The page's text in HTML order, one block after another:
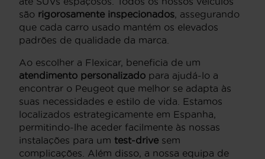
são rigorosamente inspecionados , assegurando
que cada carro usado mantém os elevados
padrões de qualidade da marca.
Ao escolher a Flexicar, beneficia de um
atendimento personalizado para ajudá-lo a
encontrar o Peugeot que melhor se adapta às
suas necessidades e estilo de vida. Estamos
localizados estrategicamente em Espanha,
permitindo-lhe aceder facilmente às nossas
instalações para um test-drive sem
complicações. Além disso, a nossa equipa de